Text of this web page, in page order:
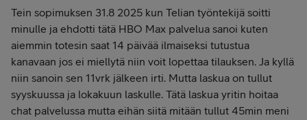
Tein sopimuksen 31.8 2025 kun Telian työntekijä soitti
minulle ja ehdotti tätä HBO Max palvelua sanoi kuten
aiemmin totesin saat 14 päivää ilmaiseksi tutustua
kanavaan jos ei miellytä niin voit lopettaa tilauksen. Ja kyllä
niin sanoin sen 11vrk jälkeen irti. Mutta laskua on tullut
syyskuussa ja lokakuun laskulle. Tätä laskua yritin hoitaa
chat palvelussa mutta eihän siitä mitään tullut 45min meni